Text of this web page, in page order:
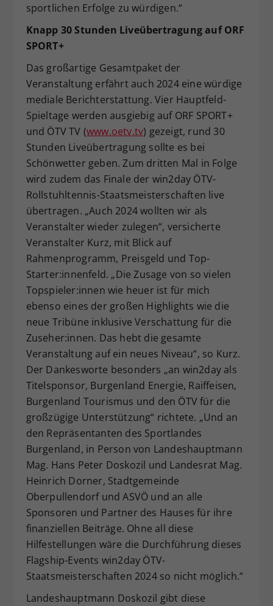
sportlichen Erfolge zu würdigen.“
Knapp 30 Stunden Liveübertragung auf ORF
SPORT+
Das großartige Gesamtpaket der
Veranstaltung erfährt auch 2024 eine würdige
mediale Berichterstattung. Vier Hauptfeld-
Spieltage werden ausgiebig auf ORF SPORT+
und ÖTV TV (www.oetv.tv) gezeigt, rund 30
Stunden Liveübertragung sollte es bei
Schönwetter geben. Zum dritten Mal in Folge
wird zudem das Finale der win2day ÖTV-
Rollstuhltennis-Staatsmeisterschaften live
übertragen. „Auch 2024 wollten wir als
Veranstalter wieder zulegen“, versicherte
Veranstalter Kurz, mit Blick auf
Rahmenprogramm, Preisgeld und Top-
Starter:innenfeld. „Die Zusage von so vielen
Topspieler:innen wie heuer ist für mich
ebenso eines der großen Highlights wie die
neue Tribüne inklusive Verschattung für die
Zuseher:innen. Das hebt die gesamte
Veranstaltung auf ein neues Niveau“, so Kurz.
Der Dankesworte besonders „an win2day als
Titelsponsor, Burgenland Energie, Raiffeisen,
Burgenland Tourismus und den ÖTV für die
großzügige Unterstützung“ richtete. „Und an
den Repräsentanten des Sportlandes
Burgenland, in Person von Landeshauptmann
Mag. Hans Peter Doskozil und Landesrat Mag.
Heinrich Dorner, Stadtgemeinde
Oberpullendorf und ASVÖ und an alle
Sponsoren und Partner des Hauses für ihre
finanziellen Beiträge. Ohne all diese
Hilfestellungen wäre die Durchführung dieses
Flagship-Events win2day ÖTV-
Staatsmeisterschaften 2024 so nicht möglich.“
Landeshauptmann Doskozil gibt diese